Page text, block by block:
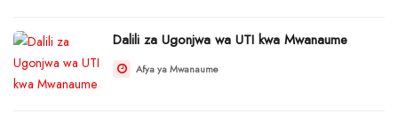
Dalili za Ugonjwa wa UTI kwa Mwanaume
Afya ya Mwanaume